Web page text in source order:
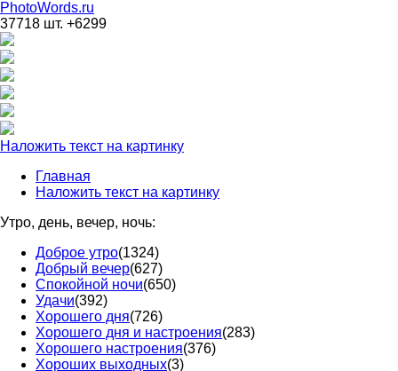
PhotoWords.ru
37718 шт. +6299
Наложить текст на картинку
Главная
Наложить текст на картинку
Утро, день, вечер, ночь:
Доброе утро(1324)
Добрый вечер(627)
Спокойной ночи(650)
Удачи(392)
Хорошего дня(726)
Хорошего дня и настроения(283)
Хорошего настроения(376)
Хороших выходных(3)